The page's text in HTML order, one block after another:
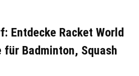
Entdecke Racket World
für Badminton, Squash